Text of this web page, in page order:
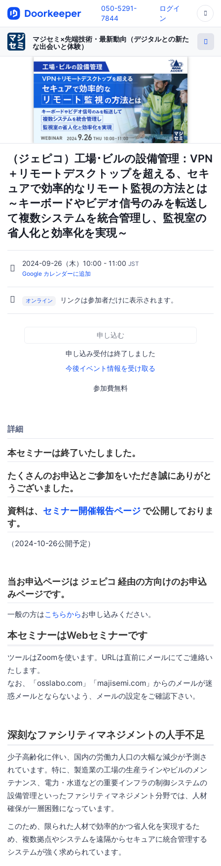
050-5291-
7844
ログイ
ン
マジセミ×先端技術・最新動向（デジタルとの新た
な出会いと体験）
（ジェピコ）工場･ビルの設備管理：VPN
＋リモートデスクトップを超える、セキ
ュアで効率的なリモート監視の方法とは
～キーボードやビデオ信号のみを転送し
て複数システムを統合管理し、監視室の
省人化と効率化を実現～
2024-09-26（木）10:00 - 11:00 JST
Google カレンダーに追加
オンライン リンクは参加者だけに表示されます。
申し込む
申し込み受付は終了しました
今後イベント情報を受け取る
参加費無料
詳細
本セミナーは終了いたしました。
たくさんのお申込とご参加をいただき誠にありがと
うございました。
資料は、 セミナー開催報告ページ で公開しておりま
す。
（2024-10-26公開予定）
当お申込ページは ジェピコ 経由の方向けのお申込
みページです。
一般の方はこちらからお申し込みください。
本セミナーはWebセミナーです
ツールはZoomを使います。URLは直前にメールにてご連絡い
たします。
なお、「osslabo.com」「majisemi.com」からのメールが迷
惑メールとならないよう、メールの設定をご確認下さい。
深刻なファシリティマネジメントの人手不足
少子高齢化に伴い、国内の労働力人口の大幅な減少が予測さ
れています。特に、製造業の工場の生産ラインやビルのメン
テナンス、電力・水道などの重要インフラの制御システムの
設備管理といったファシリティマネジメント分野では、人材
確保が一層困難になっています。
このため、限られた人材で効率的かつ省人化を実現するた
め、複数拠点やシステムを遠隔からセキュアに統合管理する
システムが強く求められています。